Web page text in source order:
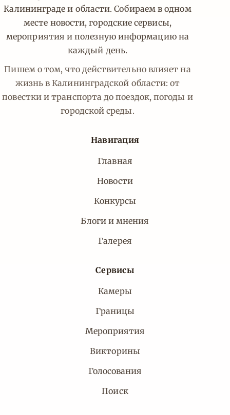
Калининграде и области. Собираем в одном
месте новости, городские сервисы,
мероприятия и полезную информацию на
каждый день.
Пишем о том, что действительно влияет на
жизнь в Калининградской области: от
повестки и транспорта до поездок, погоды и
городской среды.
Навигация
Главная
Новости
Конкурсы
Блоги и мнения
Галерея
Сервисы
Камеры
Границы
Мероприятия
Викторины
Голосования
Поиск